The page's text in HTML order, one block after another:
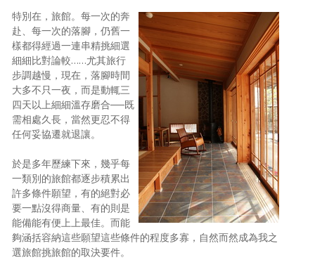
訂閱電子報
特別在，旅館。每一次的奔
赴、每一次的落腳，仍舊一
樣都得經過一連串精挑細選
細細比對論較……尤其旅行
步調越慢，現在，落腳時間
大多不只一夜，而是動輒三
四天以上細細溫存磨合──既
需相處久長，當然更忍不得
任何妥協遷就退讓。
於是多年歷練下來，幾乎每
一類別的旅館都逐步積累出
許多條件願望，有的絕對必
要一點沒得商量、有的則是
能備能有便上上最佳。而能
夠涵括容納這些願望這些條件的程度多寡，自然而然成為我之
選旅館挑旅館的取決要件。